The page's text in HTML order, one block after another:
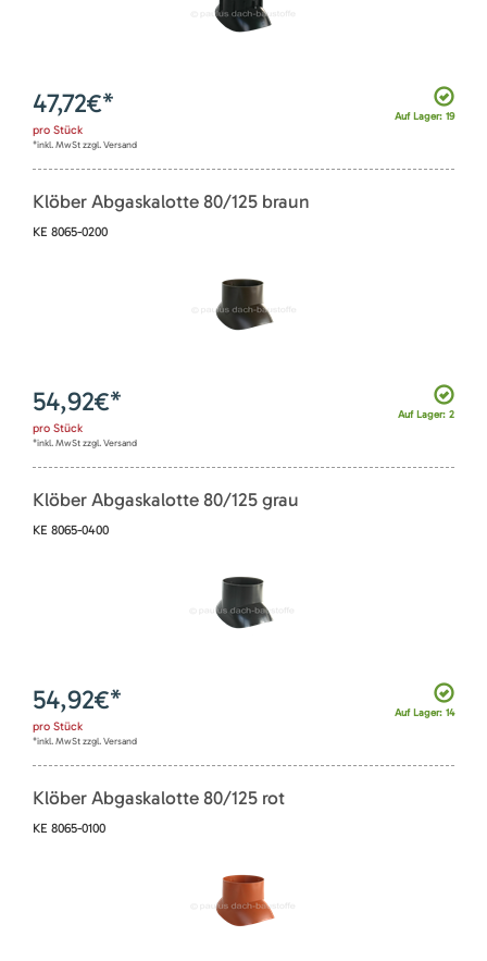
Auf Lager: 19
47,72€*
pro Stück
*inkl. MwSt zzgl. Versand
Klöber Abgaskalotte 80/125 braun
KE 8065-0200
Auf Lager: 2
54,92€*
pro Stück
*inkl. MwSt zzgl. Versand
Klöber Abgaskalotte 80/125 grau
KE 8065-0400
Auf Lager: 14
54,92€*
pro Stück
*inkl. MwSt zzgl. Versand
Klöber Abgaskalotte 80/125 rot
KE 8065-0100